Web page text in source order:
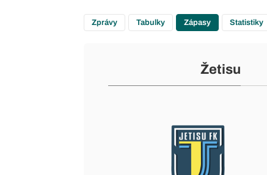
Zprávy Tabulky Zápasy Statistiky
Žetisu